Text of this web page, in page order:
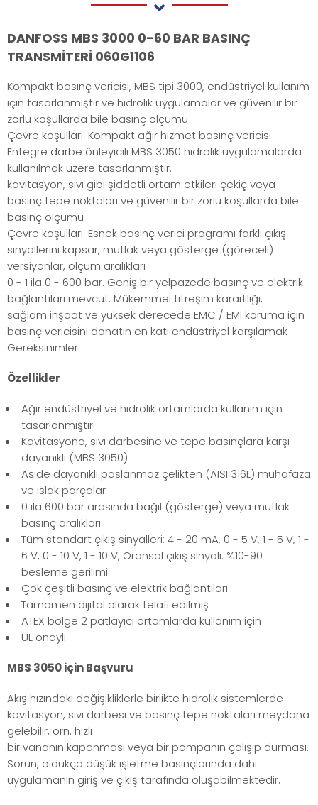
DANFOSS MBS 3000 0-60 BAR BASINÇ
TRANSMİTERİ 060G1106
Kompakt basınç vericisi, MBS tipi 3000, endüstriyel kullanım
için tasarlanmıştır ve hidrolik uygulamalar ve güvenilir bir
zorlu koşullarda bile basınç ölçümü
Çevre koşulları. Kompakt ağır hizmet basınç vericisi
Entegre darbe önleyicili MBS 3050 hidrolik uygulamalarda
kullanılmak üzere tasarlanmıştır.
kavitasyon, sıvı gibi şiddetli ortam etkileri çekiç veya
basınç tepe noktaları ve güvenilir bir zorlu koşullarda bile
basınç ölçümü
Çevre koşulları. Esnek basınç verici programı farklı çıkış
sinyallerini kapsar, mutlak veya gösterge (göreceli)
versiyonlar, ölçüm aralıkları
0 - 1 ila 0 - 600 bar. Geniş bir yelpazede basınç ve elektrik
bağlantıları mevcut. Mükemmel titreşim kararlılığı,
sağlam inşaat ve yüksek derecede EMC / EMI koruma için
basınç vericisini donatın en katı endüstriyel karşılamak
Gereksinimler.
Özellikler
Ağır endüstriyel ve hidrolik ortamlarda kullanım için
tasarlanmıştır
Kavitasyona, sıvı darbesine ve tepe basınçlara karşı
dayanıklı (MBS 3050)
Aside dayanıklı paslanmaz çelikten (AISI 316L) muhafaza
ve ıslak parçalar
0 ila 600 bar arasında bağıl (gösterge) veya mutlak
basınç aralıkları
Tüm standart çıkış sinyalleri: 4 - 20 mA, 0 - 5 V, 1 - 5 V, 1 -
6 V, 0 - 10 V, 1 - 10 V, Oransal çıkış sinyali: %10-90
besleme gerilimi
Çok çeşitli basınç ve elektrik bağlantıları
Tamamen dijital olarak telafi edilmiş
ATEX bölge 2 patlayıcı ortamlarda kullanım için
UL onaylı
MBS 3050 için Başvuru
Akış hızındaki değişikliklerle birlikte hidrolik sistemlerde
kavitasyon, sıvı darbesi ve basınç tepe noktaları meydana
gelebilir, örn. hızlı
bir vananın kapanması veya bir pompanın çalışıp durması.
Sorun, oldukça düşük işletme basınçlarında dahi
uygulamanın giriş ve çıkış tarafında oluşabilmektedir.